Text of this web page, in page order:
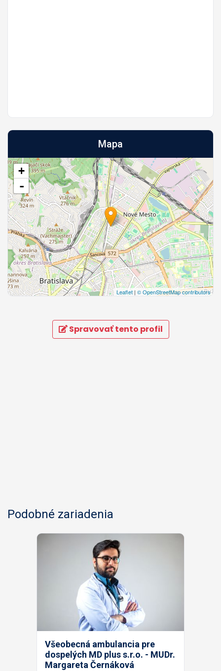
Mapa
+
-
Leaflet | © OpenStreetMap contributors
Spravovať tento profil
Podobné zariadenia
Všeobecná ambulancia pre
dospelých MD plus s.r.o. - MUDr.
Margareta Černáková